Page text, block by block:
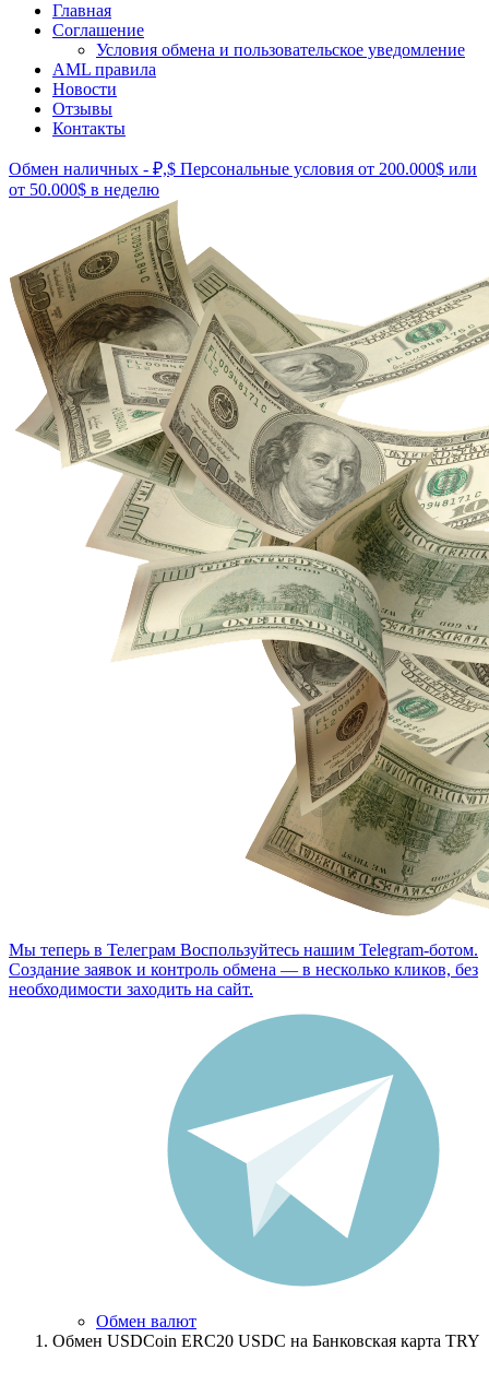
Главная
Соглашение
Условия обмена и пользовательское уведомление
AML правила
Новости
Отзывы
Контакты
Обмен наличных - ₽,$ Персональные условия от 200.000$ или
от 50.000$ в неделю
Мы теперь в Телеграм Воспользуйтесь нашим Telegram-ботом.
Создание заявок и контроль обмена — в несколько кликов, без
необходимости заходить на сайт.
Обмен валют
Обмен USDCoin ERC20 USDC на Банковская карта TRY